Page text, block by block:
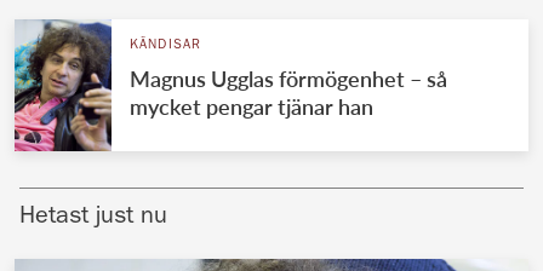
UTLÄNDSKT
VÄRLDENS KUNGAHUS
Brittiska kungahuset
KÄNDISAR
Magnus Ugglas förmögenhet – så
mycket pengar tjänar han
Hetast just nu